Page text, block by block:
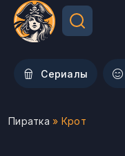
Сериалы
Пиратка » Крот